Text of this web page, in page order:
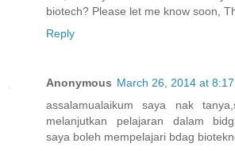
biotech? Please let me know soon,
Reply
Anonymous March 26, 2014 at
assalamualaikum saya nak
melanjutkan pelajaran dalam
saya boleh mempelajari bdag